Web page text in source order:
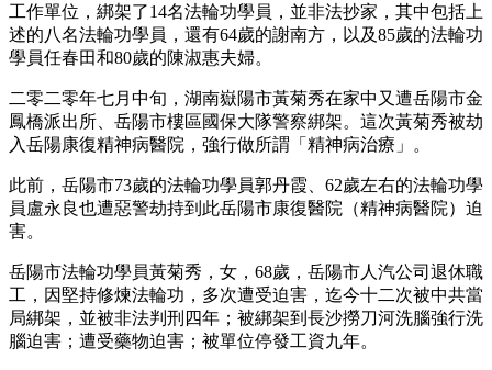
工作單位，綁架了14名法輪功學員，並非法抄家，其中包括上
述的八名法輪功學員，還有64歲的謝南方，以及85歲的法輪功
學員任春田和80歲的陳淑惠夫婦。
二零二零年七月中旬，湖南嶽陽市黃菊秀在家中又遭岳陽市金
鳳橋派出所、岳陽市樓區國保大隊警察綁架。這次黃菊秀被劫
入岳陽康復精神病醫院，強行做所謂「精神病治療」。
此前，岳陽市73歲的法輪功學員郭丹霞、62歲左右的法輪功學
員盧永良也遭惡警劫持到此岳陽市康復醫院（精神病醫院）迫
害。
岳陽市法輪功學員黃菊秀，女，68歲，岳陽市人汽公司退休職
工，因堅持修煉法輪功，多次遭受迫害，迄今十二次被中共當
局綁架，並被非法判刑四年；被綁架到長沙撈刀河洗腦強行洗
腦迫害；遭受藥物迫害；被單位停發工資九年。